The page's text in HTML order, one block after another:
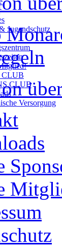
Jugendschutz
CLUB
Versorgung